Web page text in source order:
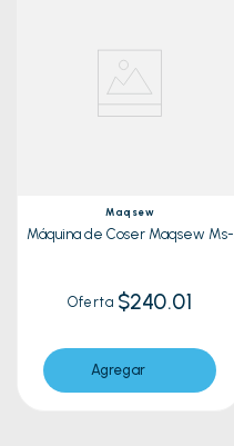
Maqsew
Máquina de Coser Maqsew Ms-
Oferta $240.01
Agregar